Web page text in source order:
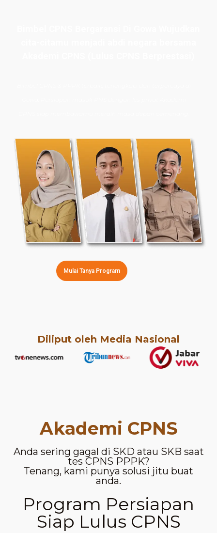
Mulai Tanya Program
Diliput oleh Media Nasional
Akademi CPNS
Anda sering gagal di SKD atau SKB saat
tes CPNS PPPK?
Tenang, kami punya solusi jitu buat
anda.
Program Persiapan
Siap Lulus CPNS